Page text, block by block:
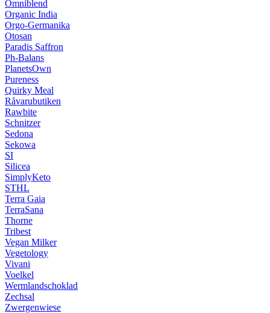
Omniblend
Organic India
Orgo-Germanika
Otosan
Paradis Saffron
Ph-Balans
PlanetsOwn
Pureness
Quirky Meal
Råvarubutiken
Rawbite
Schnitzer
Sedona
Sekowa
SI
Silicea
SimplyKeto
STHL
Terra Gaia
TerraSana
Thorne
Tribest
Vegan Milker
Vegetology
Vivani
Voelkel
Wermlandschoklad
Zechsal
Zwergenwiese